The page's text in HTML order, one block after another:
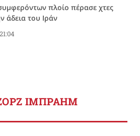
πλοίο πέρασε χτες
άδεια του Ιράν
ΙΜΠΡΑΗΜ